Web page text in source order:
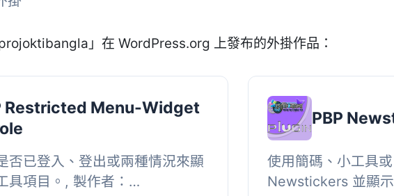
」在 WordPress.org 上發布的外掛作品：
Restricted Menu-Widget
否已登入、登出或兩種情況來顯
具項目。, 製作者：
PBP
使用簡碼、小工具
Newstickers 並顯